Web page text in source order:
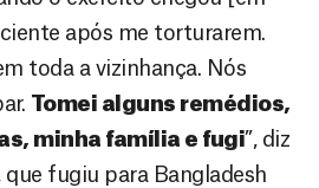
após me torturarem.
toda a vizinhança. Nós
Tomei alguns remédios,
minha família e fugi”, diz
que fugiu para Bangladesh